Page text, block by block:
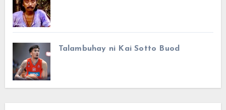
Talambuhay ni Kai Sotto Buod